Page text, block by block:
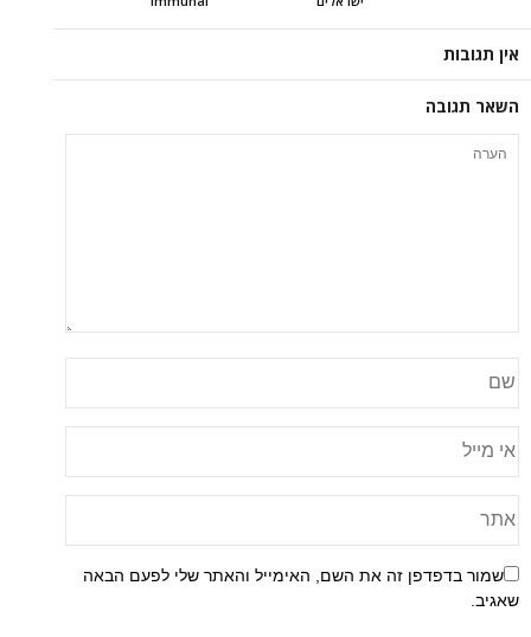
אין תגובות
השאר תגובה
שמור בדפדפן זה את השם, האימייל והאתר שלי לפעם הבאה
שאגיב.